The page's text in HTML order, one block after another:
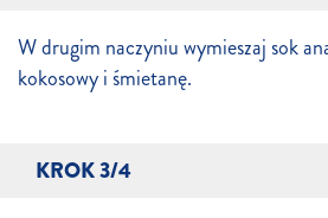
W drugim naczyniu wymieszaj sok
kokosowy i śmietanę.
KROK 3/4